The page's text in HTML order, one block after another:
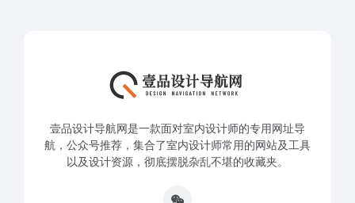
壹品设计导航网是一款面对室内设计师的专用网址导
航，公众号推荐，集合了室内设计师常用的网站及工具
以及设计资源，彻底摆脱杂乱不堪的收藏夹。